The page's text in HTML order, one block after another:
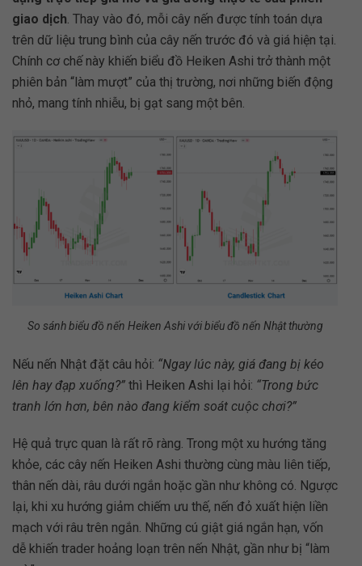
giao dịch . Thay vào đó, mỗi cây nến được tính toán dựa
trên dữ liệu trung bình của cây nến trước đó và giá hiện tại.
Chính cơ chế này khiến biểu đồ Heiken Ashi trở thành một
phiên bản “làm mượt” của thị trường, nơi những biến động
nhỏ, mang tính nhiễu, bị gạt sang một bên.
So sánh biểu đồ nến Heiken Ashi với biểu đồ nến Nhật thường
Nếu nến Nhật đặt câu hỏi: “Ngay lúc này, giá đang bị kéo
lên hay đạp xuống?” thì Heiken Ashi lại hỏi: “Trong bức
tranh lớn hơn, bên nào đang kiểm soát cuộc chơi?”
Hệ quả trực quan là rất rõ ràng. Trong một xu hướng tăng
khỏe, các cây nến Heiken Ashi thường cùng màu liên tiếp,
thân nến dài, râu dưới ngắn hoặc gần như không có. Ngược
lại, khi xu hướng giảm chiếm ưu thế, nến đỏ xuất hiện liền
mạch với râu trên ngắn. Những cú giật giá ngắn hạn, vốn
dễ khiến trader hoảng loạn trên nến Nhật, gần như bị “làm